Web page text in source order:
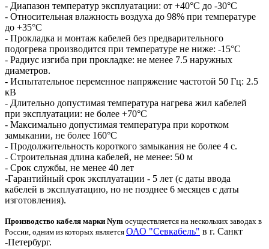
- Диапазон температур эксплуатации: от +40°С до -30°С
- Относительная влажность воздуха до 98% при температуре
до +35°С
- Прокладка и монтаж кабелей без предварительного
подогрева производится при температуре не ниже: -15°С
- Радиус изгиба при прокладке: не менее 7.5 наружных
диаметров.
- Испытательное переменное напряжение частотой 50 Гц: 2.5
кВ
- Длительно допустимая температура нагрева жил кабелей
при эксплуатации: не более +70°С
- Максимально допустимая температура при коротком
замыкании, не более 160°С
- Продолжительность короткого замыкания не более 4 с.
- Строительная длина кабелей, не менее: 50 м
- Срок службы, не менее 40 лет
-Гарантийный срок эксплуатации - 5 лет (с даты ввода
кабелей в эксплуатацию, но не позднее 6 месяцев с даты
изготовления).
Производство кабеля марки Nym осуществляется на нескольких заводах в
России, одним из которых является ОАО "Севкабель" в г. Санкт
-Петербург.